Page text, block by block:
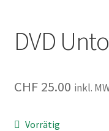
DVD
CHF25.00 inkl.
Vorrätig